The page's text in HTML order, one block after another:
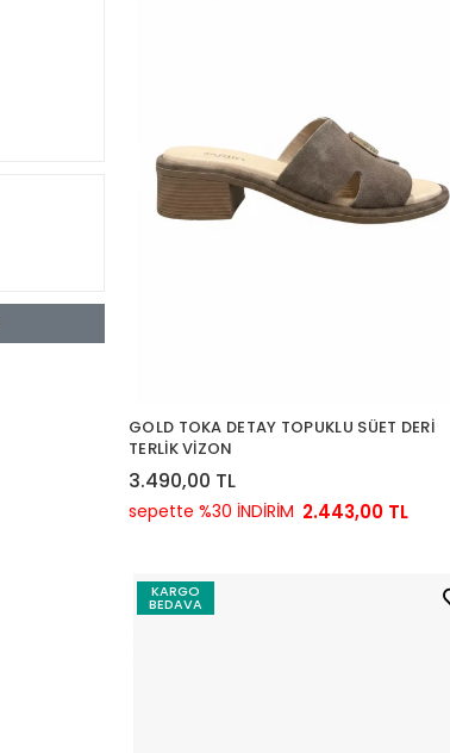
GOLD TOKA DETAY TOPUKLU SÜET DERİ
TERLİK VİZON
3.490,00 TL
sepette %30 İNDİRİM 2.443,00 TL
KARGO
BEDAVA